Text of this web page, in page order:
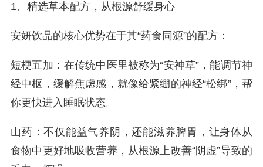
1、精选草本配方，从根源舒缓身心
安妍饮品的核心优势在于其“药食同源”的配方：
短梗五加：在传统中医里被称为“安神草”，能调节神
经中枢，缓解焦虑感，就像给紧绷的神经“松绑”，帮
你更快进入睡眠状态。
山药：不仅能益气养阴，还能滋养脾胃，让身体从
食物中更好地吸收营养，从根源上改善“阴虚”导致的